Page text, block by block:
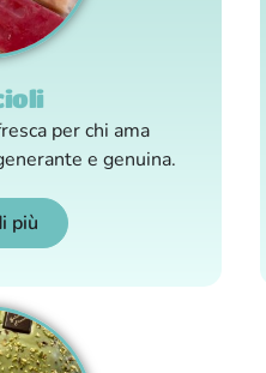
per chi ama
e genuina.
più